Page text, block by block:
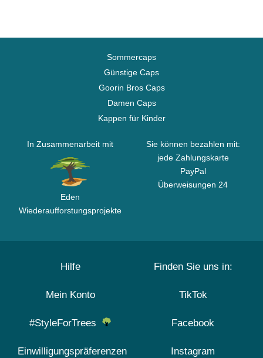
Sommercaps
Günstige Caps
Goorin Bros Caps
Damen Caps
Kappen für Kinder
In Zusammenarbeit mit
Eden
Wiederaufforstungsprojekte
Sie können bezahlen mit:
jede Zahlungskarte
PayPal
Überweisungen 24
Hilfe
Mein Konto
#StyleForTrees
Einwilligungspräferenzen
Finden Sie uns in:
TikTok
Facebook
Instagram